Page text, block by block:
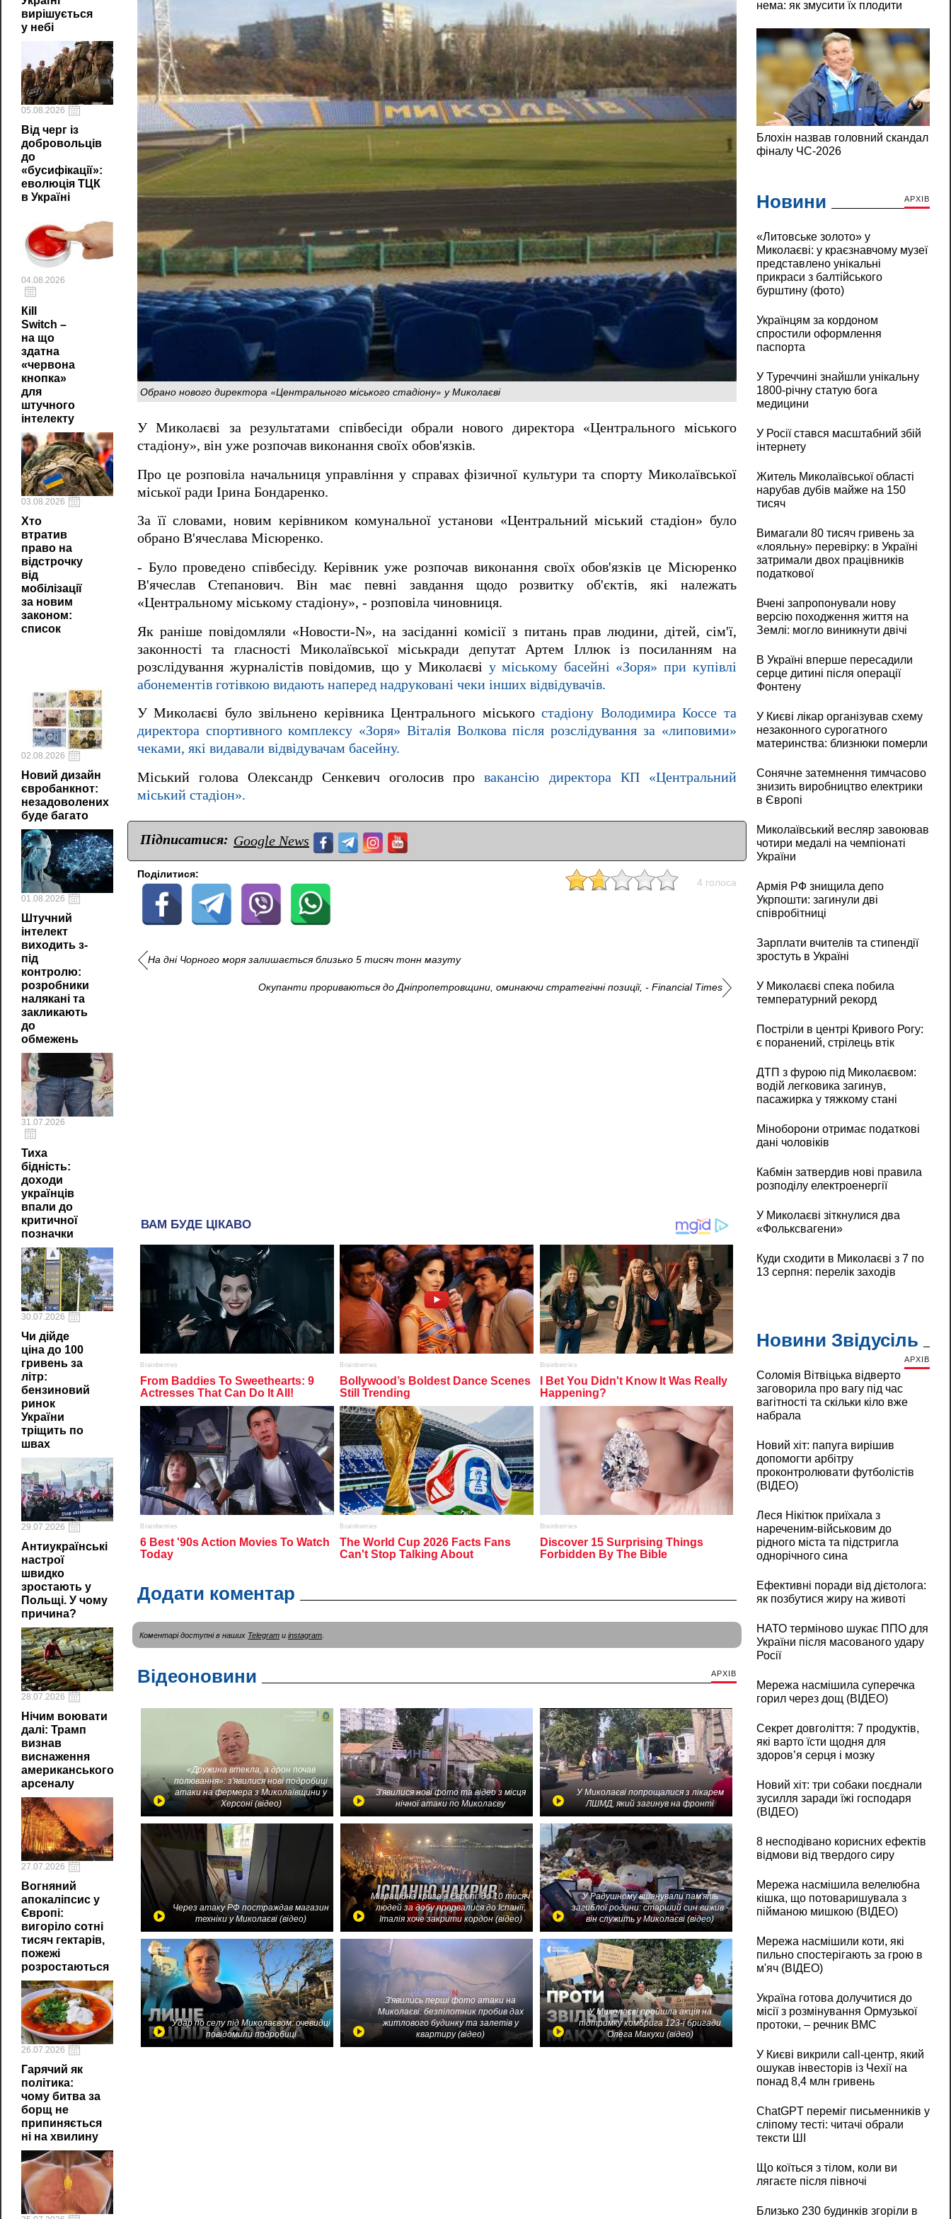
вирішується
у небі
05.08.2026
Від черг із
добровольців
до
«бусифікації»:
еволюція ТЦК
в Україні
04.08.2026
Кill
Switch –
на що
здатна
«червона
кнопка»
для
штучного
інтелекту
03.08.2026
Хто
втратив
право на
відстрочку
від
мобілізації
за новим
законом:
список
02.08.2026
Новий дизайн
євробанкнот:
незадоволених
буде багато
01.08.2026
Штучний
інтелект
виходить з-
під
контролю:
розробники
налякані та
закликають
до
обмежень
31.07.2026
Тиха
бідність:
доходи
українців
впали до
критичної
позначки
30.07.2026
Чи дійде
ціна до 100
гривень за
літр:
бензиновий
ринок
України
тріщить по
швах
29.07.2026
Антиукраїнські
настрої
швидко
зростають у
Польщі. У чому
причина?
28.07.2026
Нічим воювати
далі: Трамп
визнав
виснаження
американського
арсеналу
27.07.2026
Вогняний
апокаліпсис у
Європі:
вигоріло сотні
тисяч гектарів,
пожежі
розростаються
26.07.2026
Гарячий як
політика:
чому битва за
борщ не
припиняється
ні на хвилину
Обрано нового директора «Центрального міського стадіону» у Миколаєві
У Миколаєві за результатами співбесіди обрали нового директора «Центрального міського
стадіону», він уже розпочав виконання своїх обов'язків.
Про це розповіла начальниця управління у справах фізичної культури та спорту Миколаївської
міської ради Ірина Бондаренко.
За її словами, новим керівником комунальної установи «Центральний міський стадіон» було
обрано В'ячеслава Місюренко.
- Було проведено співбесіду. Керівник уже розпочав виконання своїх обов'язків це Місюренко
В'ячеслав Степанович. Він має певні завдання щодо розвитку об'єктів, які належать
«Центральному міському стадіону», - розповіла чиновниця.
Як раніше повідомляли «Новости-N», на засіданні комісії з питань прав людини, дітей, сім'ї,
законності та гласності Миколаївської міськради депутат Артем Іллюк із посиланням на
розслідування журналістів повідомив, що у Миколаєві у міському басейні «Зоря» при купівлі
абонементів готівкою видають наперед надруковані чеки інших відвідувачів.
У Миколаєві було звільнено керівника Центрального міськогостадіону Володимира Коссе та
директора спортивного комплексу «Зоря» Віталія Волкова після розслідування за «липовими»
чеками, які видавали відвідувачам басейну.
Міський голова Олександр Сенкевич оголосив провакансію директора КП «Центральний
міський стадіон».
Підписатися: Google News
Поділитися:
4 голоса
На дні Чорного моря залишається близько 5 тисяч тонн мазуту
Окупанти прориваються до Дніпропетровщини, оминаючи стратегічні позиції, - Financial Times
Додати коментар
Коментарі доступні в наших Telegram и instagram
Відеоновини АРХІВ
«Дружина втекла, а дрон почав
полювання»: з'явилися нові подробиці
атаки на фермера з Миколаївщини у
Херсоні (відео)
З'явилися нові фото та відео з місця
нічної атаки по Миколаєву
У Миколаєві попрощалися з лікарем
ЛШМД, який загинув на фронті
Через атаку РФ постраждав магазин
техніки у Миколаєві (відео)
Міграційна криза в Європі: до 10 тисяч
людей за добу прорвалися до Іспанії,
Італія хоче закрити кордон (відео)
У Радушному вшанували пам'ять
загиблої родини: старший син вижив -
він служить у Миколаєві (відео)
Удар по селу під Миколаєвом: очевидці
повідомили подробиці
З'явились перші фото атаки на
Миколаєві: безпілотник пробив дах
житлового будинку та залетів у
квартиру (відео)
У Миколаєві пройшла акція на
підтримку комбрига 123-ї бригади
Олега Макухи (відео)
Новини АРХІВ
«Литовське золото» у
Миколаєві: у краєзнавчому музеї
представлено унікальні
прикраси з балтійського
бурштину (фото)
Українцям за кордоном
спростили оформлення
паспорта
У Туреччині знайшли унікальну
1800-річну статую бога
медицини
У Росії стався масштабний збій
інтернету
Житель Миколаївської області
нарубав дубів майже на 150
тисяч
Вимагали 80 тисяч гривень за
«лояльну» перевірку: в Україні
затримали двох працівників
податкової
Вчені запропонували нову
версію походження життя на
Землі: могло виникнути двічі
В Україні вперше пересадили
серце дитині після операції
Фонтену
У Києві лікар організував схему
незаконного сурогатного
материнства: близнюки померли
Сонячне затемнення тимчасово
знизить виробництво електрики
в Європі
Миколаївський весляр завоював
чотири медалі на чемпіонаті
України
Армія РФ знищила депо
Укрпошти: загинули дві
співробітниці
Зарплати вчителів та стипендії
зростуть в Україні
У Миколаєві спека побила
температурний рекорд
Постріли в центрі Кривого Рогу:
є поранений, стрілець втік
ДТП з фурою під Миколаєвом:
водій легковика загинув,
пасажирка у тяжкому стані
Міноборони отримає податкові
дані чоловіків
Кабмін затвердив нові правила
розподілу електроенергії
У Миколаєві зіткнулися два
«Фольксвагени»
Куди сходити в Миколаєві з 7 по
13 серпня: перелік заходів
Новини Звідусіль
АРХІВ
Соломія Вітвіцька відверто
заговорила про вагу під час
вагітності та скільки кіло вже
набрала
Новий хіт: папуга вирішив
допомогти арбітру
проконтролювати футболістів
(ВІДЕО)
Леся Нікітюк приїхала з
нареченим-військовим до
рідного міста та підстригла
однорічного сина
Ефективні поради від дієтолога:
як позбутися жиру на животі
НАТО терміново шукає ППО для
України після масованого удару
Росії
Мережа насмішила суперечка
горил через дощ (ВІДЕО)
Секрет довголіття: 7 продуктів,
які варто їсти щодня для
здоров’я серця і мозку
Новий хіт: три собаки поєднали
зусилля заради їжі господаря
(ВІДЕО)
8 несподівано корисних ефектів
відмови від твердого сиру
Мережа насмішила велелюбна
кішка, що потоваришувала з
пійманою мишкою (ВІДЕО)
Мережа насмішили коти, які
пильно спостерігають за грою в
м'яч (ВІДЕО)
Україна готова долучитися до
місії з розмінування Ормузької
протоки, – речник ВМС
У Києві викрили call-центр, який
ошукав інвесторів із Чехії на
понад 8,4 млн гривень
ChatGPT переміг письменників у
сліпому тесті: читачі обрали
тексти ШІ
Що коїться з тілом, коли ви
лягаєте після півночі
Близько 230 будинків згоріли в